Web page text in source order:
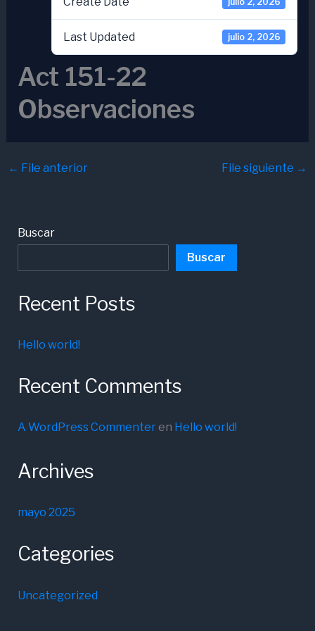
Last Updated julio 2, 2026
Act 151-22
Observaciones
← File anterior File siguiente →
Buscar
Buscar
Recent Posts
Hello world!
Recent Comments
A WordPress Commenteren Hello world!
Archives
mayo 2025
Categories
Uncategorized